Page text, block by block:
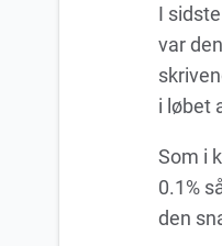
I
var
i løbet
Som i
0.1%
den